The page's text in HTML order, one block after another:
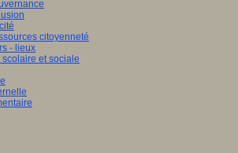
citoyenneté
- lieux
scolaire et sociale